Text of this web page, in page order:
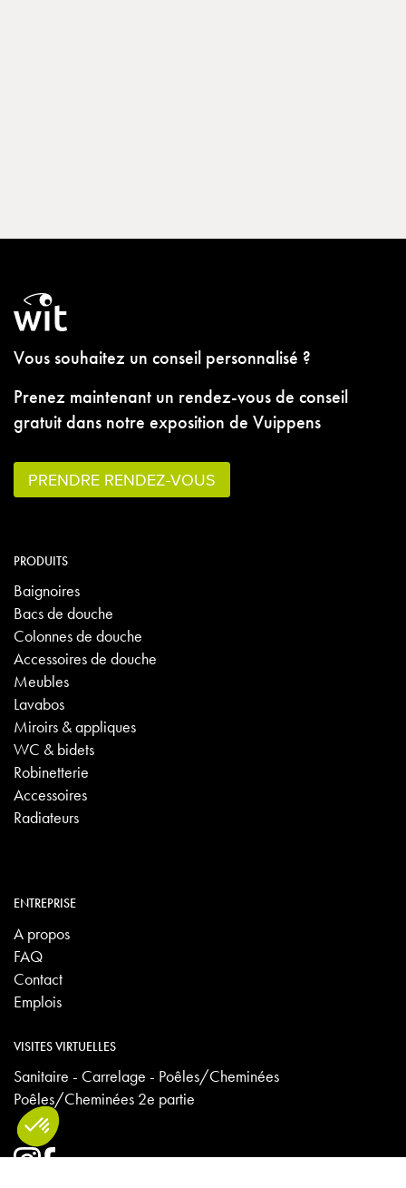
Vous souhaitez un conseil personnalisé ?
Prenez maintenant un rendez-vous de conseil
gratuit dans notre exposition de Vuippens
PRENDRE RENDEZ-VOUS
PRODUITS
Baignoires
Bacs de douche
Colonnes de douche
Accessoires de douche
Meubles
Lavabos
Miroirs & appliques
WC & bidets
Robinetterie
Accessoires
Radiateurs
ENTREPRISE
A propos
FAQ
Contact
Emplois
VISITES VIRTUELLES
Sanitaire - Carrelage - Poêles/Cheminées
Poêles/Cheminées 2e partie